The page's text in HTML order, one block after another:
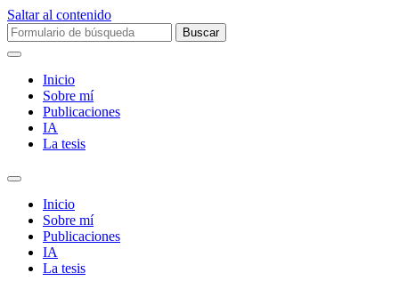
Saltar al contenido
Buscar:
Inicio
Sobre mí­
Publicaciones
IA
La tesis
Alternar
campo
búsqueda
Inicio
Sobre mí­
Publicaciones
IA
La tesis